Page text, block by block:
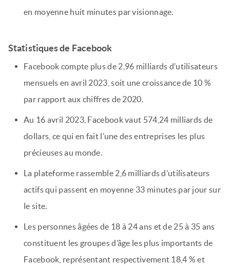
en moyenne huit minutes par visionnage.
Statistiques de Facebook
Facebook compte plus de 2,96 milliards d’utilisateurs
mensuels en avril 2023, soit une croissance de 10 %
par rapport aux chiffres de 2020.
Au 16 avril 2023, Facebook vaut 574,24 milliards de
dollars, ce qui en fait l’une des entreprises les plus
précieuses au monde.
La plateforme rassemble 2,6 milliards d’utilisateurs
actifs qui passent en moyenne 33 minutes par jour sur
le site.
Les personnes âgées de 18 à 24 ans et de 25 à 35 ans
constituent les groupes d’âge les plus importants de
Facebook, représentant respectivement 18,4 % et